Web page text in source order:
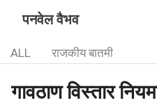
पनवेल वैभव
ALL राजकीय बातमी
गावठाण विस्तार